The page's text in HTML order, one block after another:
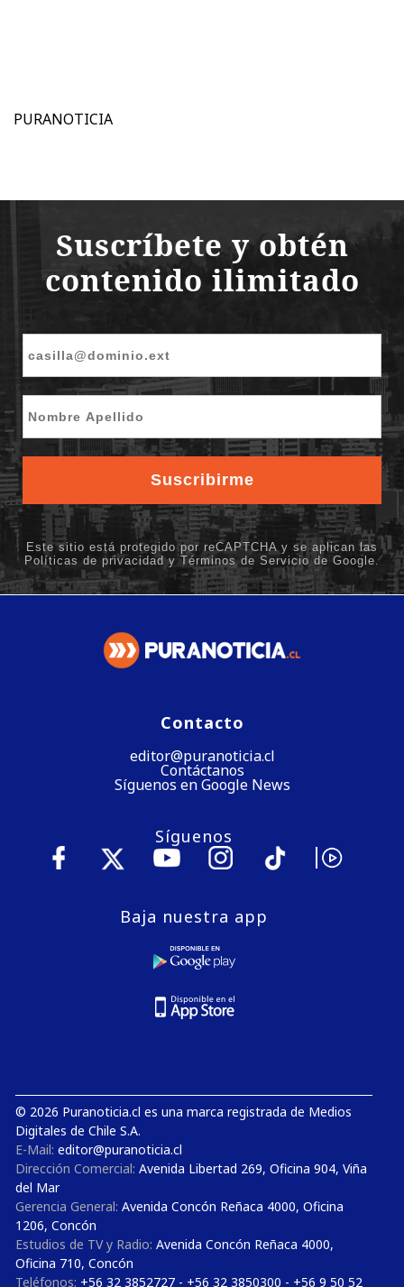
PURANOTICIA
Contacto
editor@puranoticia.cl
Contáctanos
Síguenos en Google News
Síguenos
Baja nuestra app
© 2026 Puranoticia.cl es una marca registrada de Medios
Digitales de Chile S.A.
E-Mail: editor@puranoticia.cl
Dirección Comercial: Avenida Libertad 269, Oficina 904, Viña
del Mar
Gerencia General: Avenida Concón Reñaca 4000, Oficina
1206, Concón
Estudios de TV y Radio: Avenida Concón Reñaca 4000,
Oficina 710, Concón
Teléfonos: +56 32 3852727 - +56 32 3850300 - +56 9 50 52